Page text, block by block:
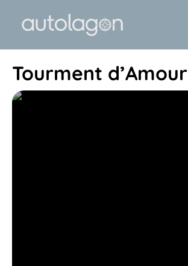
Tourment d’Amour